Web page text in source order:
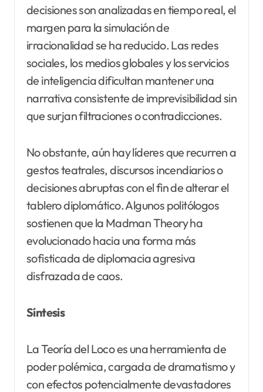
decisiones son analizadas en tiempo real, el
margen para la simulación de
irracionalidad se ha reducido. Las redes
sociales, los medios globales y los servicios
de inteligencia dificultan mantener una
narrativa consistente de imprevisibilidad sin
que surjan filtraciones o contradicciones.
No obstante, aún hay líderes que recurren a
gestos teatrales, discursos incendiarios o
decisiones abruptas con el fin de alterar el
tablero diplomático. Algunos politólogos
sostienen que la Madman Theory ha
evolucionado hacia una forma más
sofisticada de diplomacia agresiva
disfrazada de caos.
Síntesis
La Teoría del Loco es una herramienta de
poder polémica, cargada de dramatismo y
con efectos potencialmente devastadores